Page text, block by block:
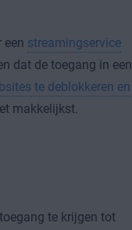
een streamingservice
dat de toegang in een
te deblokkeren en
makkelijkst.
te krijgen tot